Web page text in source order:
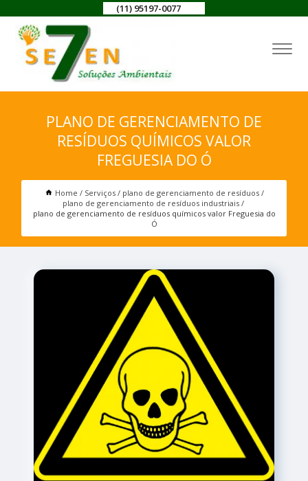
(11) 95197-0077
PLANO DE GERENCIAMENTO DE
RESÍDUOS QUÍMICOS VALOR
FREGUESIA DO Ó
Home Serviços
plano de gerenciamento de resíduos
plano de gerenciamento de resíduos industriais
plano de gerenciamento de resíduos químicos valor Freguesia do
Ó